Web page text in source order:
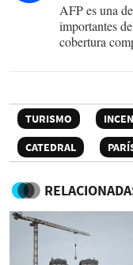
AFP es una
importantes
cobertura
TURISMO
CATEDRAL